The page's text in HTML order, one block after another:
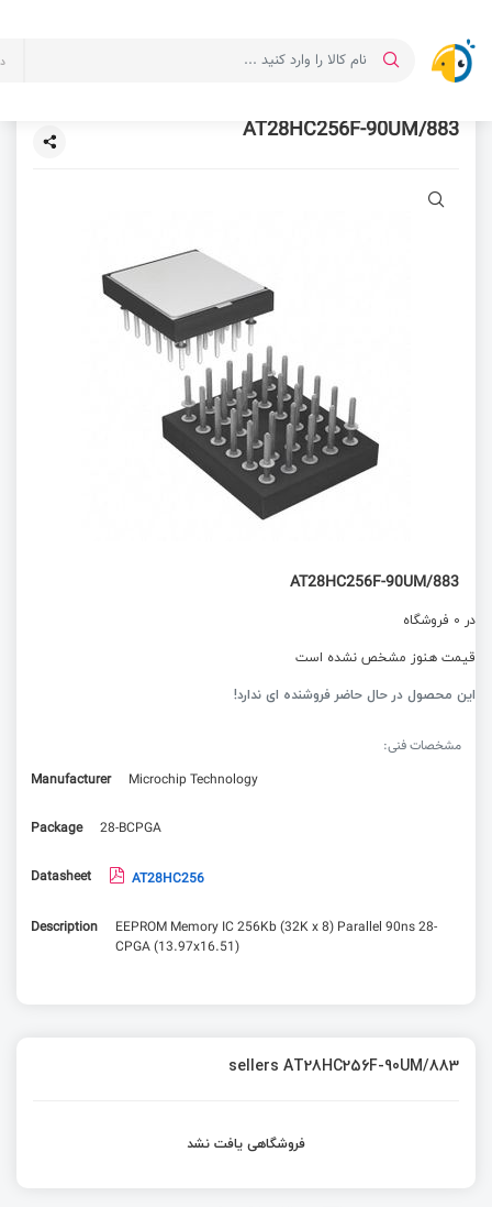
AT28HC256F-90UM/883
AT28HC256F-90UM/883
در 0 فروشگاه
قیمت هنوز مشخص نشده است
این محصول در حال حاضر فروشنده ای ندارد!
مشخصات فنی:
Manufacturer
Microchip Technology
Package 28-BCPGA
Datasheet AT28HC256
Description
EEPROM Memory IC 256Kb (32K x 8) Parallel 90ns 28-
CPGA (13.97x16.51)
sellers AT28HC256F-90UM/883
فروشگاهی یافت نشد